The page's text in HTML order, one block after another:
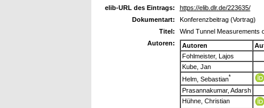
elib-URL des Eintrags:
https://elib.dlr.de/223635/
Dokumentart:
Konferenzbeitrag (Vortrag)
Titel:
Wind Tunnel Measurements
Autoren:
Autoren
Fohlmeister, Lajos
Kube, Jan
Helm, Sebastian*
Prasannakumar, Adarsh
Hühne, Christian